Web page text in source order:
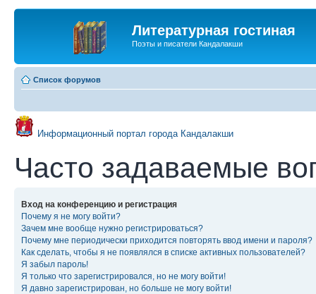
Литературная гостиная
Поэты и писатели Кандалакши
Список форумов
Информационный портал города Кандалакши
Часто задаваемые
Вход на конференцию и регистрация
Почему я не могу войти?
Зачем мне вообще нужно регистрироваться?
Почему мне периодически приходится повторять ввод имени и пароля?
Как сделать, чтобы я не появлялся в списке активных пользователей?
Я забыл пароль!
Я только что зарегистрировался, но не могу войти!
Я давно зарегистрирован, но больше не могу войти!